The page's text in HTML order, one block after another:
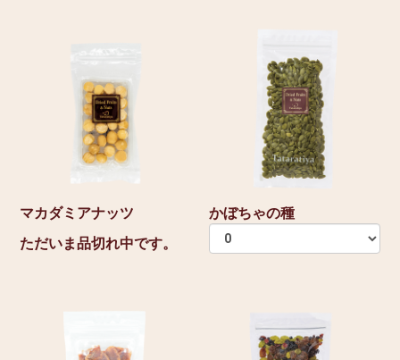
マカダミアナッツ
ただいま品切れ中です。
かぼちゃの種